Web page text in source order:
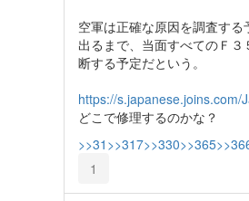
空軍は正確な原因を調査す
出るまで、当面すべてのＦ３
断する予定だという。
https://s.japanese.joins.com/
どこで修理するのかな？
>>31 >>317>>330>>365
1